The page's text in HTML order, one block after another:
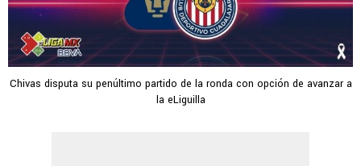
Chivas disputa su penúltimo partido de la ronda con opción de avanzar a
la eLiguilla